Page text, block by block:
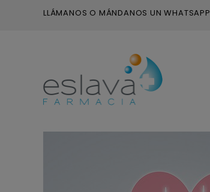
LLÁMANOS O MÁNDANOS UN WHATSAPP